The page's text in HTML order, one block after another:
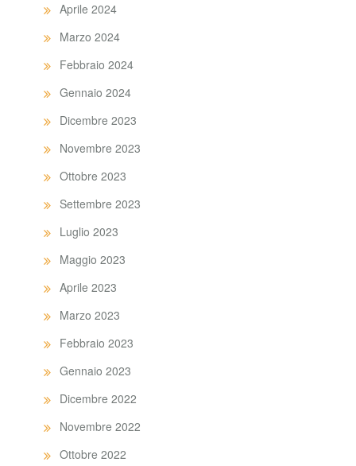
Aprile 2024
Marzo 2024
Febbraio 2024
Gennaio 2024
Dicembre 2023
Novembre 2023
Ottobre 2023
Settembre 2023
Luglio 2023
Maggio 2023
Aprile 2023
Marzo 2023
Febbraio 2023
Gennaio 2023
Dicembre 2022
Novembre 2022
Ottobre 2022